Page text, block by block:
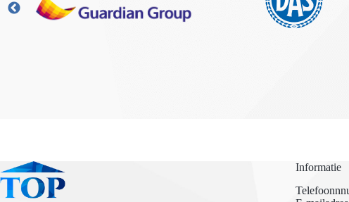
Informatie